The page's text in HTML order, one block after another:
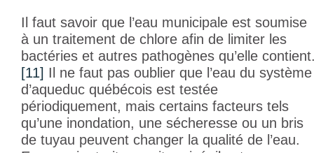
Il faut savoir que l’eau municipale est soumise
à un traitement de chlore afin de limiter les
bactéries et autres pathogènes qu’elle
[11] Il ne faut pas oublier que l’eau du système
d’aqueduc québécois est testée
périodiquement, mais certains facteurs tels
qu’une inondation, une sécheresse ou un bris
de tuyau peuvent changer la qualité de l’eau.